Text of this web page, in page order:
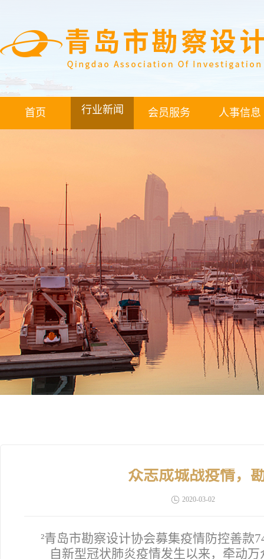
首页 行业新闻 会员服务 人事信息
众志成城战疫情，
2020-03-02
²青岛市勘察设计协会募集疫情防控善款
自新型冠状肺炎疫情发生以来，牵动